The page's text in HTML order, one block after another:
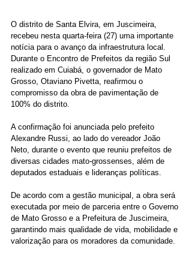
O distrito de Santa Elvira, em Juscimeira,
recebeu nesta quarta-feira (27) uma importante
notícia para o avanço da infraestrutura local.
Durante o Encontro de Prefeitos da região Sul
realizado em Cuiabá, o governador de Mato
Grosso, Otaviano Pivetta, reafirmou o
compromisso da obra de pavimentação de
100% do distrito.
A confirmação foi anunciada pelo prefeito
Alexandre Russi, ao lado do vereador João
Neto, durante o evento que reuniu prefeitos de
diversas cidades mato-grossenses, além de
deputados estaduais e lideranças políticas.
De acordo com a gestão municipal, a obra será
executada por meio de parceria entre o Governo
de Mato Grosso e a Prefeitura de Juscimeira,
garantindo mais qualidade de vida, mobilidade e
valorização para os moradores da comunidade.